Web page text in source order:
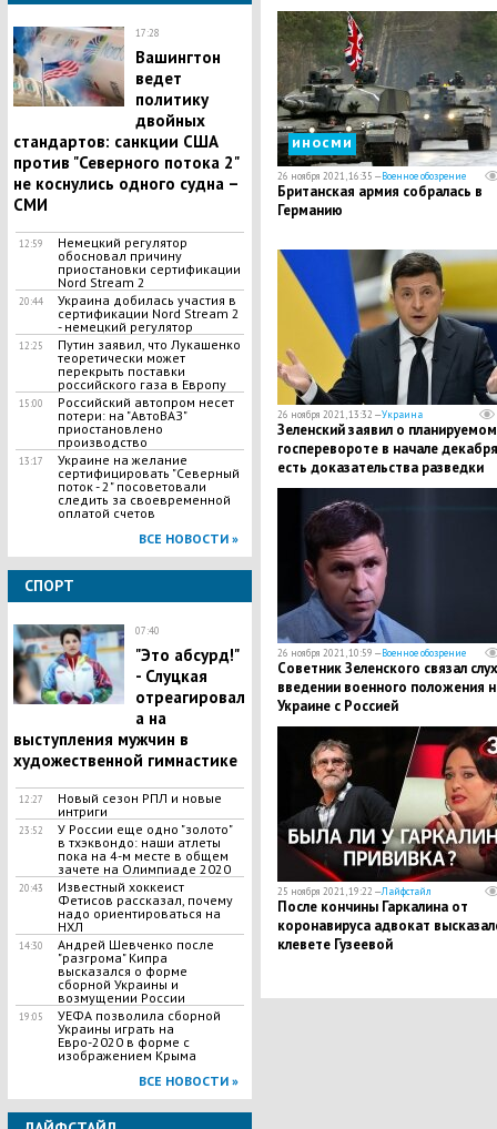
17:28
Вашингтон
ведет
политику
двойных
стандартов: санкции США
против "Северного потока 2"
не коснулись одного судна –
СМИ
12:59
Немецкий регулятор
обосновал причину
приостановки сертификации
Nord Stream 2
20:44
Украина добилась участия в
сертификации Nord Stream 2
- немецкий регулятор
12:25
Путин заявил, что Лукашенко
теоретически может
перекрыть поставки
российского газа в Европу
15:00
Российский автопром несет
потери: на "АвтоВАЗ"
приостановлено
производство
13:17
Украине на желание
сертифицировать "Северный
поток - 2" посоветовали
следить за своевременной
оплатой счетов
ВСЕ НОВОСТИ »
СПОРТ
07:40
"Это абсурд!"
- Слуцкая
отреагировал
а на
выступления мужчин в
художественной гимнастике
12:27
Новый сезон РПЛ и новые
интриги
23:52
У России еще одно "золото"
в тхэквондо: наши атлеты
пока на 4-м месте в общем
зачете на Олимпиаде 2020
20:43
Известный хоккеист
Фетисов рассказал, почему
надо ориентироваться на
НХЛ
14:30
Андрей Шевченко после
"разгрома" Кипра
высказался о форме
сборной Украины и
возмущении России
19:05
УЕФА позволила сборной
Украины играть на
Евро-2020 в форме с
изображением Крыма
ВСЕ НОВОСТИ »
Олимпиады
иносми
26 ноября 2021, 16:35 —Военное обозрение
Британская армия собралась в
Германию
26 ноября 2021, 13:32 —Украина
​Зеленский заявил о планируемом
госперевороте в начале
есть доказательства разведки
26 ноября 2021, 10:59 —Военное обозрение
Советник Зеленского связал
введении военного положения
Украине с Россией
25 ноября 2021, 19:22 —Лайфстайл
После кончины Гаркалина от
коронавируса адвокат
клевете Гузеевой